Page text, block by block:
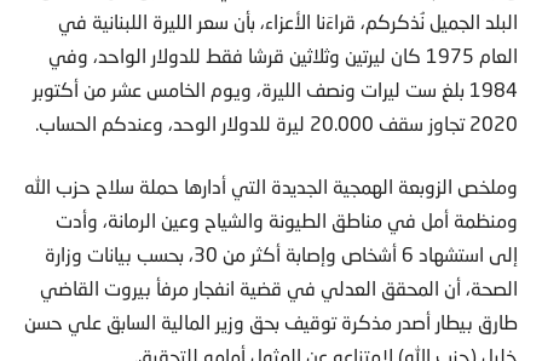
البلد الجميل نُذكركم، قراءَنا الأعزاء، بأن سعر الليرة اللبنانية في
العام 1975 كان ليرتين وثلاثين قرشا فقط للدولار الواحد، وفي
1984 بلغ ست ليرات ونصف الليرة، ويوم الخامس عشر من أكتوبر
2020 تجاوز سقف 20.000 ليرة للدولار الوحد، وعندكم الحساب.
وملخص الزوبعة الهمجية الجديدة التي أدارها حملة سلاح حزب الله
ومنظمة أمل في مناطق الطيونة والشياح وعين الرمانة، وأدت
إلى استشهاد 6 أشخاص وإصابة أكثر من 30، بحسب بيانات وزارة
الصحة، أن المحقق العدلي في قضية انفجار مرفأ بيروت القاضي
طارق بيطار أصدر مذكرة توقيف بحق وزير المالية السابق علي حسن
خليل (حزب الله) لامتناعه عن المثول أمامه للتحقيق.